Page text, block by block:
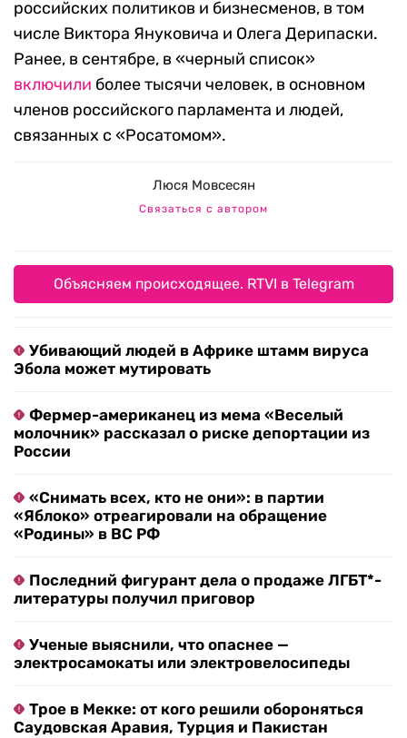
российских политиков и бизнесменов, в том
числе Виктора Януковича и Олега Дерипаски.
Ранее, в сентябре, в «черный список»
включили более тысячи человек, в основном
членов российского парламента и людей,
связанных с «Росатомом».
Люся Мовсесян
Связаться с автором
Объясняем происходящее. RTVI в Telegram
Убивающий людей в Африке штамм вируса
Эбола может мутировать
Фермер-американец из мема «Веселый
молочник» рассказал о риске депортации из
России
«Снимать всех, кто не они»: в партии
«Яблоко» отреагировали на обращение
«Родины» в ВС РФ
Последний фигурант дела о продаже ЛГБТ*-
литературы получил приговор
Ученые выяснили, что опаснее —
электросамокаты или электровелосипеды
Трое в Мекке: от кого решили обороняться
Саудовская Аравия, Турция и Пакистан